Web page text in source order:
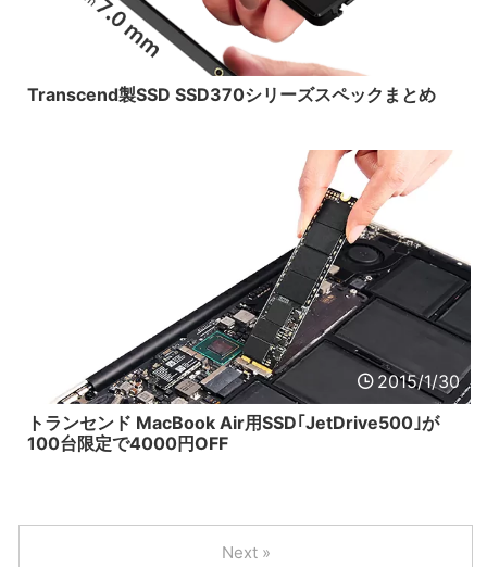
Transcend製SSD SSD370シリーズスペックまとめ
2015/1/30
トランセンド MacBook Air用SSD｢JetDrive500｣が
100台限定で4000円OFF
Next »